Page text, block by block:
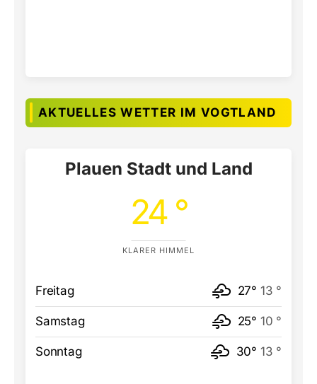
AKTUELLES WETTER IM VOGTLAND
Plauen Stadt und Land
24 °
KLARER HIMMEL
Freitag 27° 13 °
Samstag 25° 10 °
Sonntag 30° 13 °